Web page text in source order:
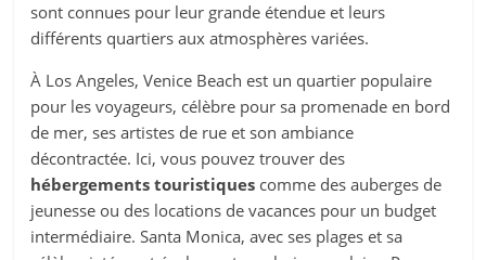
sont connues pour leur grande étendue et leurs
différents quartiers aux atmosphères variées.
À Los Angeles, Venice Beach est un quartier populaire
pour les voyageurs, célèbre pour sa promenade en bord
de mer, ses artistes de rue et son ambiance
décontractée. Ici, vous pouvez trouver des
hébergements touristiques comme des auberges de
jeunesse ou des locations de vacances pour un budget
intermédiaire. Santa Monica, avec ses plages et sa